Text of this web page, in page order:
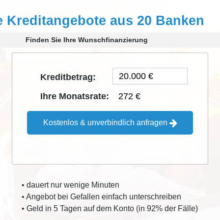
Kreditangebote aus 20 Banken
Finden Sie Ihre Wunschfinanzierung
Kreditbetrag:
Ihre Monatsrate:
272 €
Kostenlos & unverbindlich anfragen
• dauert nur wenige Minuten
• Angebot bei Gefallen einfach unterschreiben
• Geld in 5 Tagen auf dem Konto (in 92% der Fälle)